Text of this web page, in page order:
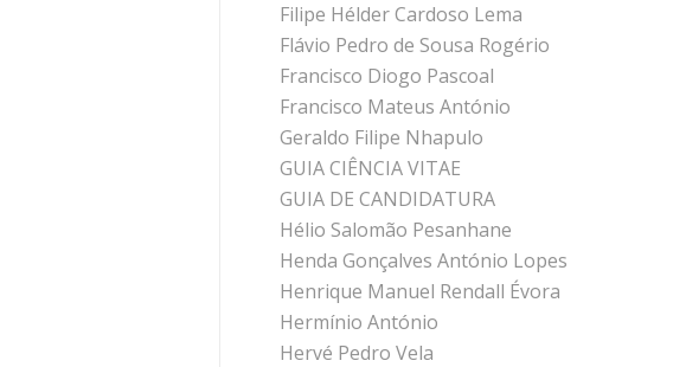
Filipe Hélder Cardoso Lema
Flávio Pedro de Sousa Rogério
Francisco Diogo Pascoal
Francisco Mateus António
Geraldo Filipe Nhapulo
GUIA CIÊNCIA VITAE
GUIA DE CANDIDATURA
Hélio Salomão Pesanhane
Henda Gonçalves António Lopes
Henrique Manuel Rendall Évora
Hermínio António
Hervé Pedro Vela